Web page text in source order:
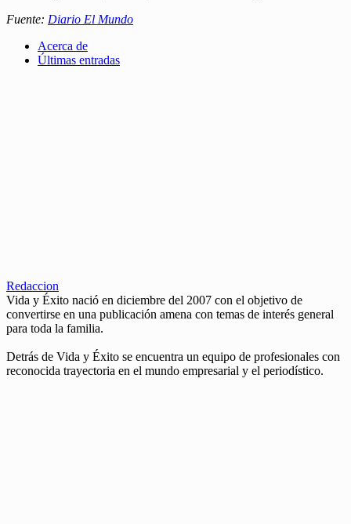
Fuente: Diario El Mundo
Acerca de
Últimas entradas
Redaccion
Vida y Éxito nació en diciembre del 2007 con el objetivo de
convertirse en una publicación amena con temas de interés general
para toda la familia.
Detrás de Vida y Éxito se encuentra un equipo de profesionales con
reconocida trayectoria en el mundo empresarial y el periodístico.